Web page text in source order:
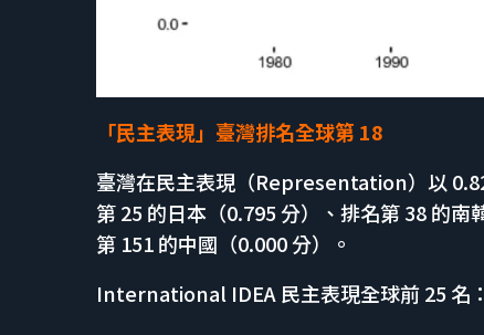
「民主表現」臺灣排名全球第 18
臺灣在民主表現（Representation）以
第 25 的日本（0.795 分）、排名第 38 的
第 151 的中國（0.000 分）。
International IDEA 民主表現全球前 25 名：